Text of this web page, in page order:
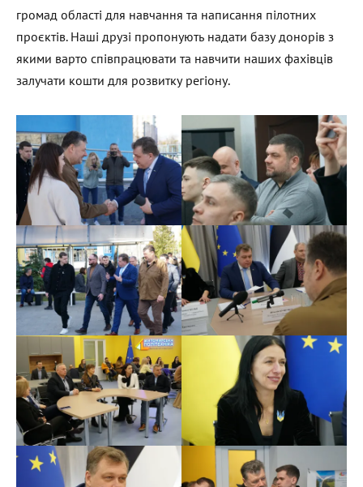
громад області для навчання та написання пілотних
проєктів. Наші друзі пропонують надати базу донорів з
якими варто співпрацювати та навчити наших фахівців
залучати кошти для розвитку регіону.